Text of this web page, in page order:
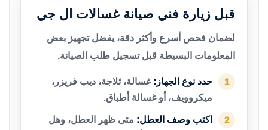
قبل زيارة فني صيانة غسالات ال جي
لضمان فحص أسرع وأكثر دقة، يفضل تجهيز بعض
المعلومات البسيطة قبل تسجيل طلب الصيانة.
1 حدد نوع الجهاز: غسالة، ثلاجة، ديب فريزر،
ميكروويف، أو غسالة أطباق.
2 اكتب وصف العطل: متى ظهر العطل، وهل